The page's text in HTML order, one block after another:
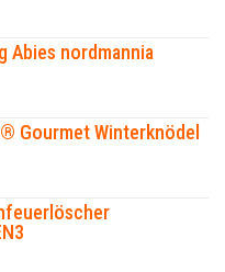
Abies nordmannia
Gourmet Winterknödel